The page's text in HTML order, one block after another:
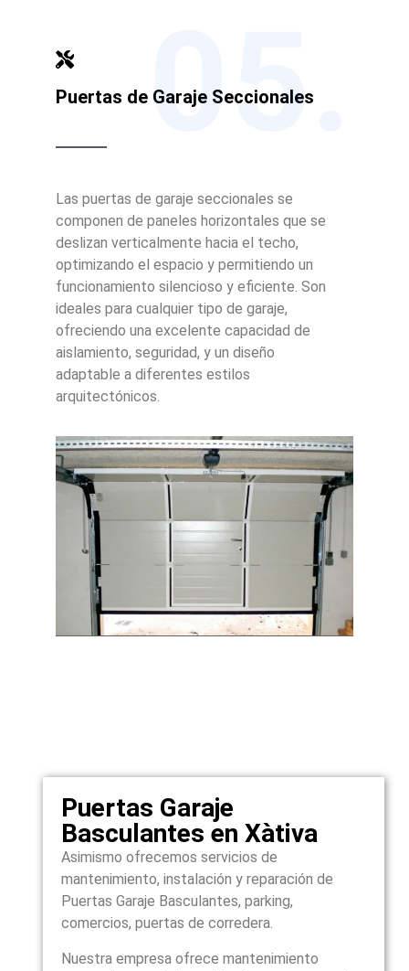
Puertas de Garaje Seccionales
05.
Las puertas de garaje seccionales se
componen de paneles horizontales que se
deslizan verticalmente hacia el techo,
optimizando el espacio y permitiendo un
funcionamiento silencioso y eficiente. Son
ideales para cualquier tipo de garaje,
ofreciendo una excelente capacidad de
aislamiento, seguridad, y un diseño
adaptable a diferentes estilos
arquitectónicos.
Puertas Garaje
Basculantes en Xàtiva
Asimismo ofrecemos servicios de
mantenimiento, instalación y reparación de
Puertas Garaje Basculantes, parking,
comercios, puertas de corredera.
Nuestra empresa ofrece mantenimiento